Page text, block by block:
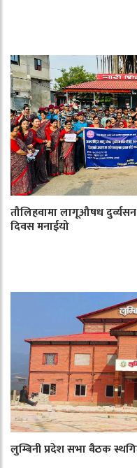
तौलिहवामा लागूऔषध दुर्व्यसन
दिवस मनाईयो
लुम्बिनी प्रदेश सभा बैठक